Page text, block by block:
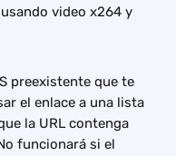
video x264 y
preexistente que te
el enlace a una lista
la URL contenga
funcionará si el